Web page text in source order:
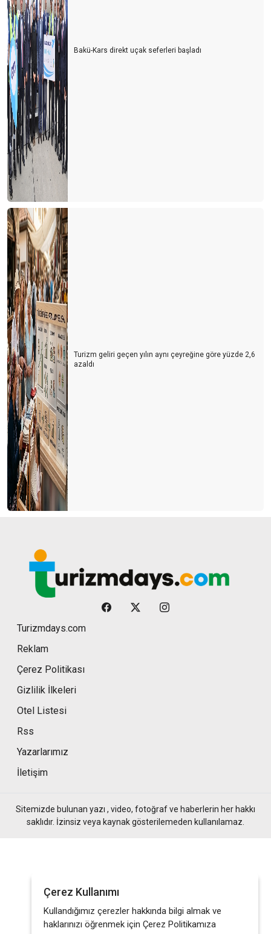
Bakü-Kars direkt uçak seferleri başladı
Turizm geliri geçen yılın aynı çeyreğine göre yüzde 2,6
azaldı
Turizmdays.com
Reklam
Çerez Politikası
Gizlilik İlkeleri
Otel Listesi
Rss
Yazarlarımız
İletişim
Sitemizde bulunan yazı , video, fotoğraf ve haberlerin her hakkı
saklıdır. İzinsiz veya kaynak gösterilemeden kullanılamaz.
Çerez Kullanımı
Kullandığımız çerezler hakkında bilgi almak ve
haklarınızı öğrenmek için Çerez Politikamıza